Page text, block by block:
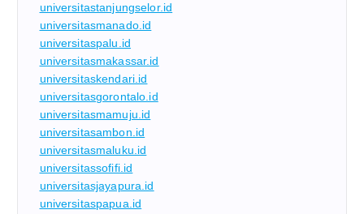
universitastanjungselor.id
universitasmanado.id
universitaspalu.id
universitasmakassar.id
universitaskendari.id
universitasgorontalo.id
universitasmamuju.id
universitasambon.id
universitasmaluku.id
universitassofifi.id
universitasjayapura.id
universitaspapua.id